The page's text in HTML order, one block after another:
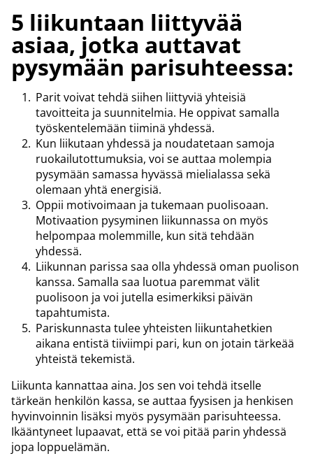
5 liikuntaan liittyvää
asiaa, jotka auttavat
pysymään parisuhteessa:
Parit voivat tehdä siihen liittyviä yhteisiä
tavoitteita ja suunnitelmia. He oppivat samalla
työskentelemään tiiminä yhdessä.
Kun liikutaan yhdessä ja noudatetaan samoja
ruokailutottumuksia, voi se auttaa molempia
pysymään samassa hyvässä mielialassa sekä
olemaan yhtä energisiä.
Oppii motivoimaan ja tukemaan puolisoaan.
Motivaation pysyminen liikunnassa on myös
helpompaa molemmille, kun sitä tehdään
yhdessä.
Liikunnan parissa saa olla yhdessä oman puolison
kanssa. Samalla saa luotua paremmat välit
puolisoon ja voi jutella esimerkiksi päivän
tapahtumista.
Pariskunnasta tulee yhteisten liikuntahetkien
aikana entistä tiiviimpi pari, kun on jotain tärkeää
yhteistä tekemistä.
Liikunta kannattaa aina. Jos sen voi tehdä itselle
tärkeän henkilön kassa, se auttaa fyysisen ja henkisen
hyvinvoinnin lisäksi myös pysymään parisuhteessa.
Ikääntyneet lupaavat, että se voi pitää parin yhdessä
jopa loppuelämän.